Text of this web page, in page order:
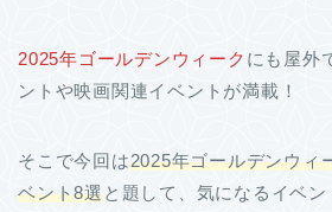
2025年ゴールデンウィーク にも屋外
ントや映画関連イベントが満載！
そこで今回は2025年ゴールデンウィ
ベント8選と題して、気になるイベ